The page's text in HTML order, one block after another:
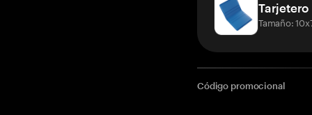
Tarjetero
Tamaño:
Código promocional